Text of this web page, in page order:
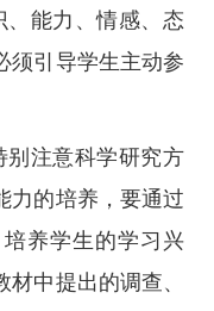
、能力、情感、态
须引导学生主动参
别注意科学研究方
力的培养，要通过
养学生的学习兴
中提出的调查、